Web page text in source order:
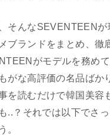
そんなSEVENTEENが
ブランドをまとめ、徹
がモデルを務め
がな高評価の名品ばか
を読むだけで韓国美容
..？それでは以下でさ
。